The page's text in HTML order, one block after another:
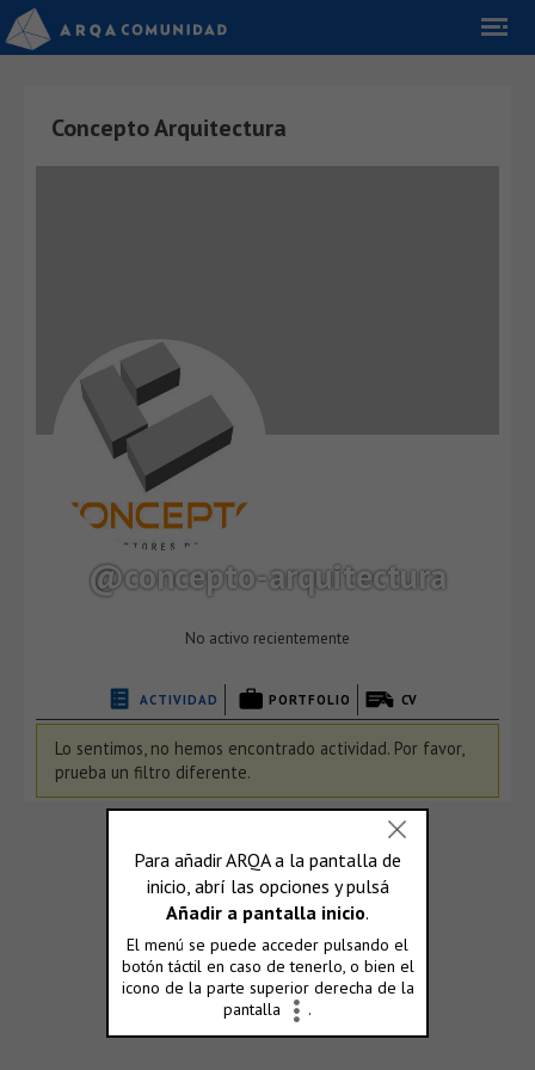
Concepto Arquitectura
@concepto-arquitectura
No activo recientemente
ACTIVIDAD PORTFOLIO CV
Lo sentimos, no hemos encontrado actividad. Por favor,
prueba un filtro diferente.